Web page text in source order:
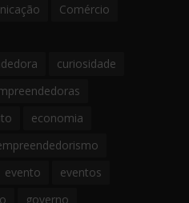
Comércio
curiosidade
economia
evento
eventos
governo